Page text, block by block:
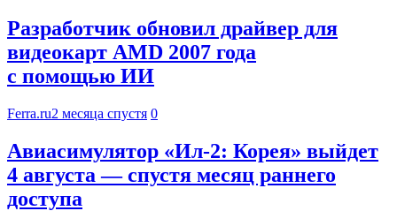
Разработчик обновил драйвер для
видеокарт AMD 2007 года
с помощью ИИ
Ferra.ru2 месяца спустя 0
Авиасимулятор «Ил-2: Корея» выйдет
4 августа — спустя месяц раннего
доступа